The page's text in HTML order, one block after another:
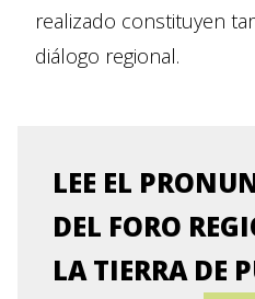
realizado constituyen
diálogo regional.
LEE EL
DEL FORO
LA TIERRA DE